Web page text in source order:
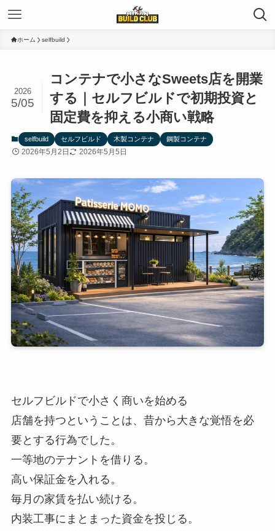
ホーム selfbuild
コンテナで小さなSweets店を開業
する｜セルフビルドで初期投資と
固定費を抑える小商い戦略
2026
5/05
selfbuild セルフビルド 木製コンテナ 鋼製コンテナ
2026年5月2日 2026年5月5日
セルフビルドで小さく商いを始める
店舗を持つということは、昔から大きな覚悟を必
要とする行為でした。
一等地のテナントを借りる。
高い保証金を入れる。
毎月の家賃を払い続ける。
内装工事にまとまった資金を投じる。